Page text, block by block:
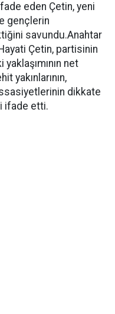
eden Çetin, yeni
gençlerin
savundu.Anahtar
Çetin, partisinin
net
yakınlarının,
dikkate
ifade etti.